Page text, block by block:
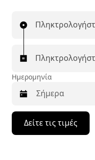
Ημερομηνία
Πατήστε
πλήκτρο
Δείτε τις τιμές